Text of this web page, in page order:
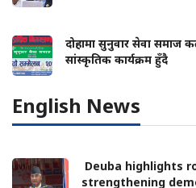
दोहामा सुनुवार सेवा समाज
सांस्कृतिक कार्यक्रम हुँदै
English News
Deuba highlights
strengthening